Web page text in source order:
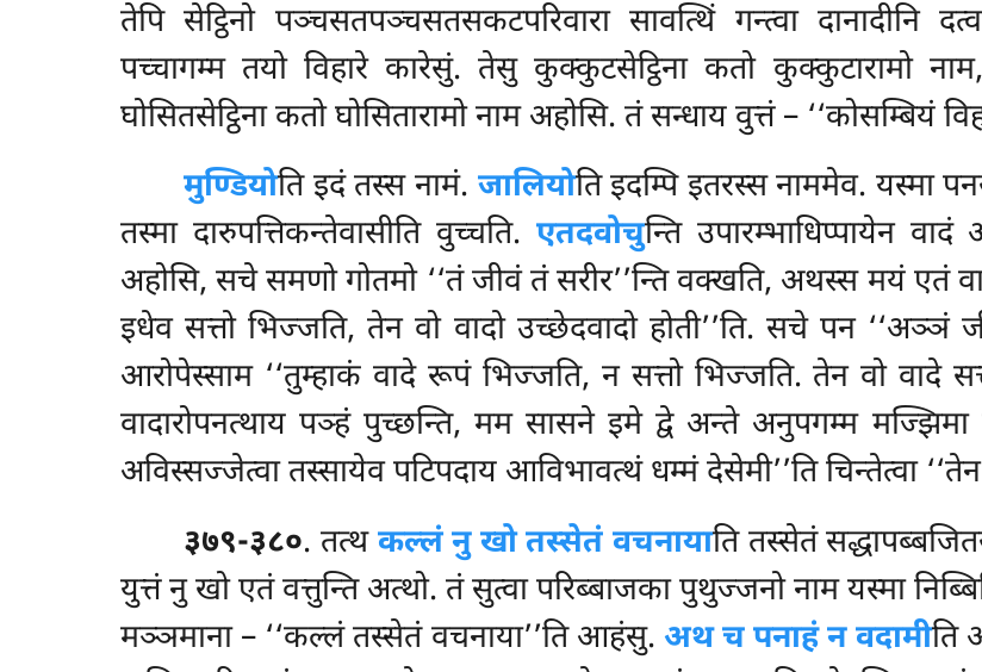
तेपि सेट्ठिनो पञ्चसतपञ्चसतसकटपरिवारासावत्थिं गन्त्वा दानादीनि
पच्चागम्म तयो विहारे कारेसुं. तेसु कुक्कुटसेट्ठिना कतो कुक्कुटारामो नाम,
घोसितसेट्ठिना कतो घोसितारामो नाम अहोसि. तं सन्धाय वुत्तं – ‘‘कोसम्बियं
मुण्डियोति इदं तस्स नामं. जालियोति इदम्पि इतरस्स नाममेव. यस्मा
तस्मा दारुपत्तिकन्तेवासीति वुच्चति. एतदवोचुन्ति उपारम्भाधिप्पायेन
अहोसि, सचे समणो गोतमो ‘‘तं जीवं तं सरीर’’न्ति वक्खति, अथस्स मयं एतं
इधेव सत्तो भिज्जति, तेन वो वादो उच्छेदवादो होती’’ति. सचे पन ‘‘अञ्ञं
आरोपेस्साम ‘‘तुम्हाकं वादे रूपं भिज्जति, न सत्तो भिज्जति. तेन वो वादे
वादारोपनत्थाय पञ्हं पुच्छन्ति, मम सासने इमे द्वे अन्ते अनुपगम्म
अविस्सज्जेत्वा तस्सायेव पटिपदाय आविभावत्थं धम्मं देसेमी’’ति चिन्तेत्वा
३७९-३८०. तत्थ कल्लं नु खो तस्सेतं वचनायाति तस्सेतं
युत्तं नु खो एतं वत्तुन्ति अत्थो. तं सुत्वा परिब्बाजका पुथुज्जनो नाम यस्मा
मञ्ञमाना – ‘‘कल्लं तस्सेतं वचनाया’’ति आहंसु. अथ च पनाहं न वदामीति